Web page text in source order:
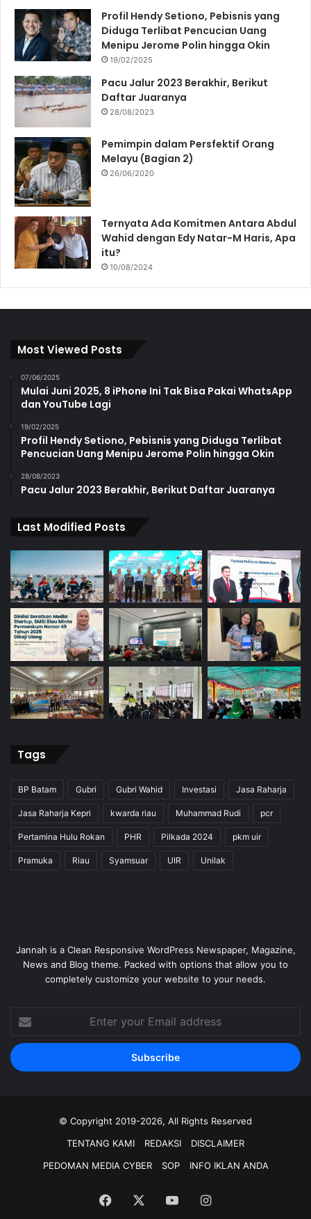
Profil Hendy Setiono, Pebisnis yang
Diduga Terlibat Pencucian Uang
Menipu Jerome Polin hingga Okin
19/02/2025
Pacu Jalur 2023 Berakhir, Berikut
Daftar Juaranya
28/08/2023
Pemimpin dalam Persfektif Orang
Melayu (Bagian 2)
26/06/2020
Ternyata Ada Komitmen Antara Abdul
Wahid dengan Edy Natar-M Haris, Apa
itu?
10/08/2024
Most Viewed Posts
07/06/2025
Mulai Juni 2025, 8 iPhone Ini Tak Bisa Pakai WhatsApp
dan YouTube Lagi
19/02/2025
Profil Hendy Setiono, Pebisnis yang Diduga Terlibat
Pencucian Uang Menipu Jerome Polin hingga Okin
28/08/2023
Pacu Jalur 2023 Berakhir, Berikut Daftar Juaranya
Last Modified Posts
Tags
BP Batam Gubri Gubri Wahid Investasi Jasa Raharja
Jasa Raharja Kepri kwarda riau Muhammad Rudi pcr
Pertamina Hulu Rokan PHR Pilkada 2024 pkm uir
Pramuka Riau Syamsuar UIR Unilak
Jannah is a Clean Responsive WordPress Newspaper, Magazine,
News and Blog theme. Packed with options that allow you to
completely customize your website to your needs.
your
Email
address
© Copyright 2019-2026, All Rights Reserved
TENTANG KAMI
REDAKSI
DISCLAIMER
PEDOMAN MEDIA CYBER
SOP INFO IKLAN ANDA
Facebook YouTubeInstagram